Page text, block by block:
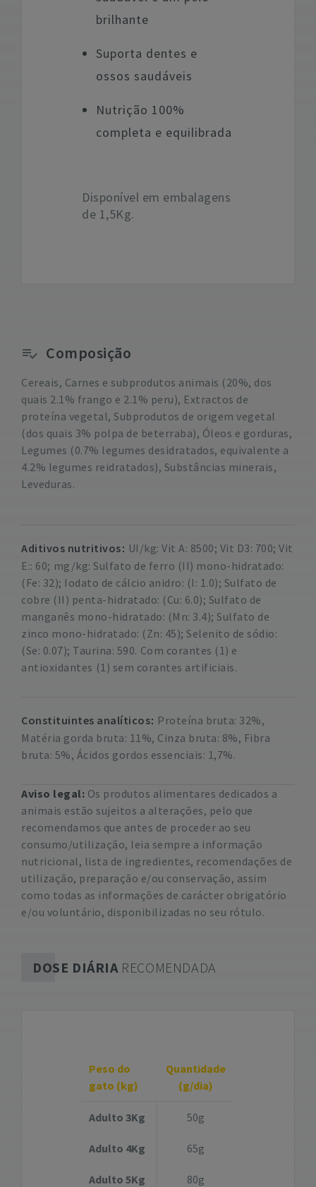
brilhante
Suporta dentes e
ossos saudáveis
Nutrição 100%
completa e equilibrada
Disponível em embalagens
de 1,5Kg.
Composição
Cereais, Carnes e subprodutos animais (20%, dos
quais 2.1% frango e 2.1% peru), Extractos de
proteína vegetal, Subprodutos de origem vegetal
(dos quais 3% polpa de beterraba), Óleos e gorduras,
Legumes (0.7% legumes desidratados, equivalente a
4.2% legumes reidratados), Substâncias minerais,
Leveduras.
Aditivos nutritivos
UI/kg: Vit A: 8500; Vit D3: 700; Vit
E:: 60; mg/kg: Sulfato de ferro (II) mono-hidratado:
(Fe: 32); Iodato de cálcio anidro: (I: 1.0); Sulfato de
cobre (II) penta-hidratado: (Cu: 6.0); Sulfato de
manganês mono-hidratado: (Mn: 3.4); Sulfato de
zinco mono-hidratado: (Zn: 45); Selenito de sódio:
(Se: 0.07); Taurina: 590. Com corantes (1) e
antioxidantes (1) sem corantes artificiais.
Constituintes analíticos Proteína bruta: 32%,
Matéria gorda bruta: 11%, Cinza bruta: 8%, Fibra
bruta: 5%, Ácidos gordos essenciais: 1,7%.
Aviso legal: Os produtos alimentares dedicados a
animais estão sujeitos a alterações, pelo que
recomendamos que antes de proceder ao seu
consumo/utilização, leia sempre a informação
nutricional, lista de ingredientes, recomendações de
utilização, preparação e/ou conservação, assim
como todas as informações de carácter obrigatório
e/ou voluntário, disponibilizadas no seu rótulo.
DOSE DIÁRIARECOMENDADA
Peso do
gato (kg)
Quantidade
(g/dia)
Adulto 3Kg 50g
Adulto 4Kg 65g
Adulto 5Kg 80g